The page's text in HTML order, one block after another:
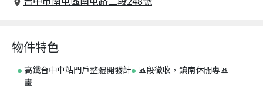
物件特色
高鐵台中車站門戶整體開發計
畫
區段徵收，鎮南休閒專區